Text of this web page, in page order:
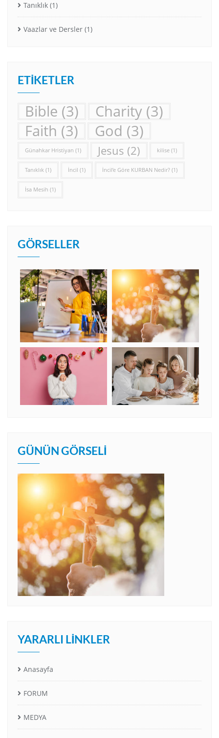
Tanıklık (1)
Vaazlar ve Dersler (1)
ETIKETLER
Bible (3) Charity (3)
Faith (3) God (3)
Günahkar Hristiyan (1) Jesus (2) kilise (1)
Tanıklık (1) İncil (1) İncil’e Göre KURBAN Nedir? (1)
İsa Mesih (1)
GÖRSELLER
GÜNÜN GÖRSELI
YARARLI LINKLER
Anasayfa
FORUM
MEDYA